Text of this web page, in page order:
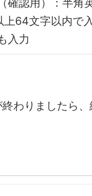
確認用）：半角
上64文字以内で
入力
わりましたら、